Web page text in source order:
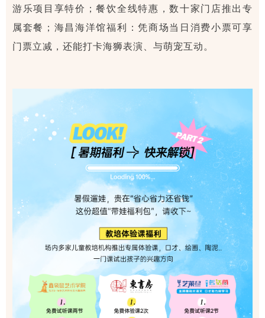
游乐项目享特价；餐饮全线特惠，数十家门店推出专
属套餐；海昌海洋馆福利：凭商场当日消费小票可享
门票立减，还能打卡海狮表演、与萌宠互动。